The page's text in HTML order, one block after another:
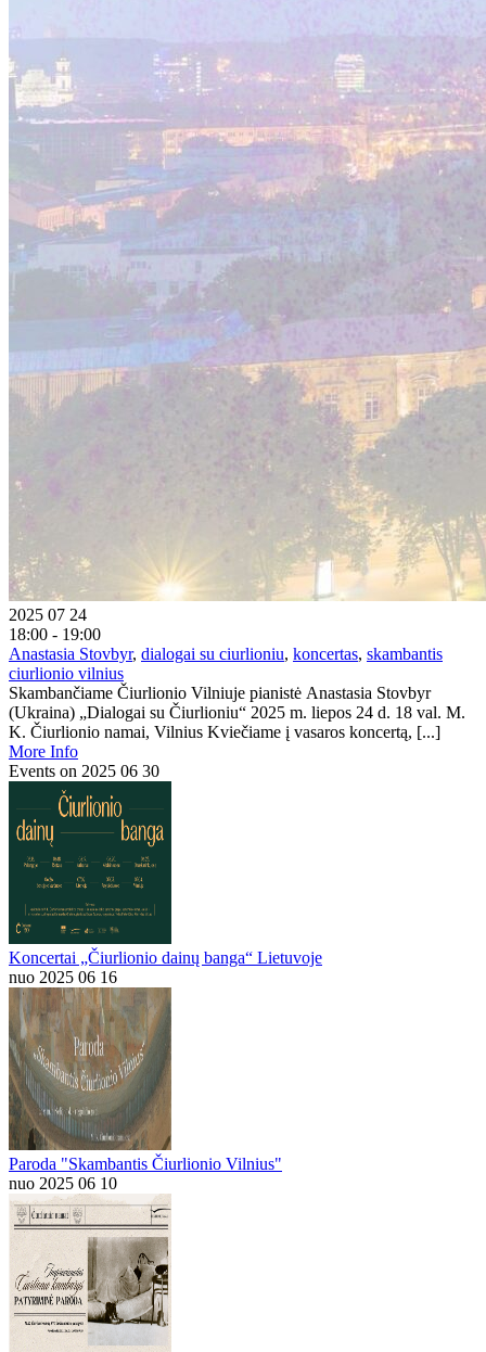
2025 07 24
18:00 - 19:00
Anastasia Stovbyr, dialogai su ciurlioniu, koncertas, skambantis
ciurlionio vilnius
Skambančiame Čiurlionio Vilniuje pianistė Anastasia Stovbyr
(Ukraina) „Dialogai su Čiurlioniu“ 2025 m. liepos 24 d. 18 val. M.
K. Čiurlionio namai, Vilnius Kviečiame į vasaros koncertą, [...]
More Info
Events on 2025 06 30
Koncertai „Čiurlionio dainų banga“ Lietuvoje
nuo 2025 06 16
Paroda "Skambantis Čiurlionio Vilnius"
nuo 2025 06 10